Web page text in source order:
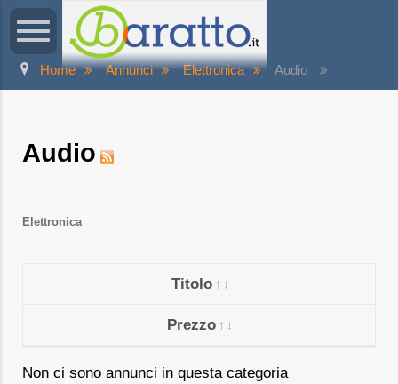
Home Annunci Elettronica Audio
Audio
Elettronica
Titolo
Prezzo
Non ci sono annunci in questa categoria